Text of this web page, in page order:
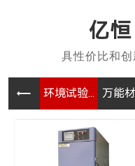
环境试验... 万能